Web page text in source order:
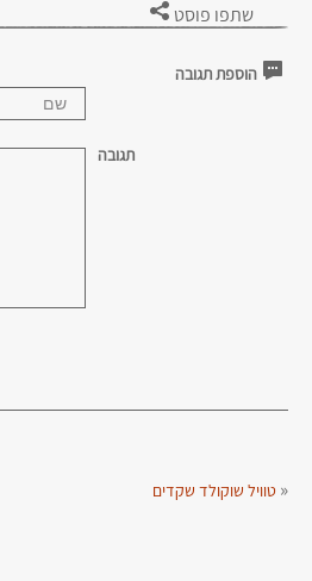
שתפו פוסט
הוספת תגובה
תגובה
« טוויל שוקולד שקדים